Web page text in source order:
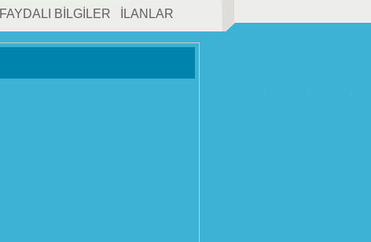
FAYDALI BİLGİLER İLANLAR